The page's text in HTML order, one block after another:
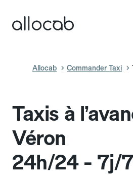
Allocab Commander Taxi
Taxis à
Véron
24h/24 - 7j/7